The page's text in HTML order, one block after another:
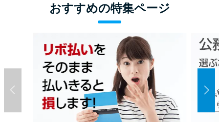
おすすめの特集ページ